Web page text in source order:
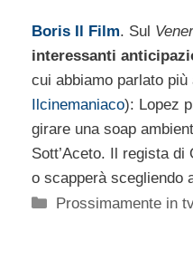
Boris Il Film. Sul
interessanti
cui abbiamo parlato
Ilcinemaniaco): Lopez
girare una soap
Sott’Aceto. Il regista
o scapperà scegliendo
Categorie
Prossimamente in